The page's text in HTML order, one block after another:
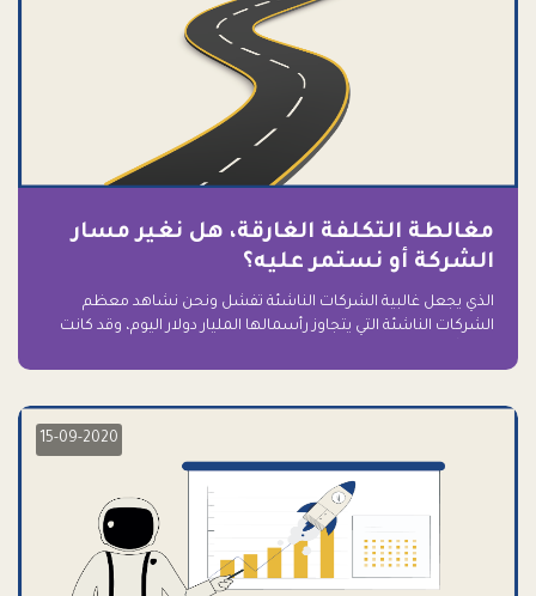
مغالطة التكلفة الغارقة، هل نغير مسار
الشركة أو نستمر عليه؟
الذي يجعل غالبية الشركات الناشئة تفشل ونحن نشاهد معظم
الشركات الناشئة التي يتجاوز رأسمالها المليار دولار اليوم، وقد كانت
15-09-2020